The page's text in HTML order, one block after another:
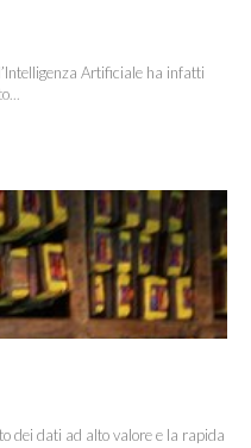
Artificiale ha infatti
dei dati ad alto valore e la rapida